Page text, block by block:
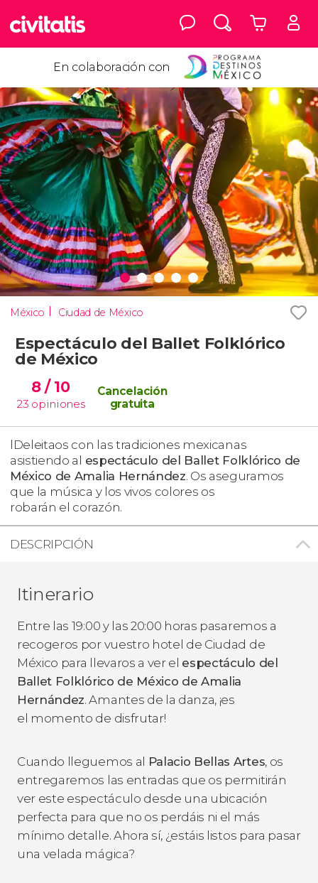
En colaboración con
México Ciudad de México
Espectáculo del Ballet Folklórico
de México
8 / 10
23 opiniones
Cancelación
gratuita
lDeleitaos con las tradiciones mexicanas
asistiendo al espectáculo del Ballet Folklórico de
México de Amalia Hernández. Os aseguramos
que la música y los vivos colores os
robarán el corazón.
DESCRIPCIÓN
Itinerario
Entre las 19:00 y las 20:00 horas pasaremos a
recogeros por vuestro hotel de Ciudad de
México para llevaros a ver el espectáculo del
Ballet Folklórico de México de Amalia
Hernández. Amantes de la danza, ¡es
el momento de disfrutar!
Cuando lleguemos al Palacio Bellas Artes, os
entregaremos las entradas que os permitirán
ver este espectáculo desde una ubicación
perfecta para que no os perdáis ni el más
mínimo detalle. Ahora sí, ¿estáis listos para pasar
una velada mágica?